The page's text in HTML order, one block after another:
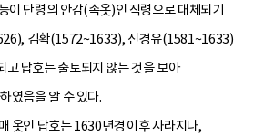
이 단령의 안감(속옷)인 직령으로 대체되기
김확(1572~1633), 신경유(1581~1633)
고 답호는 출토되지 않는 것을 보아
였음을 알 수 있다.
옷인 답호는 1630년경 이후 사라지나,